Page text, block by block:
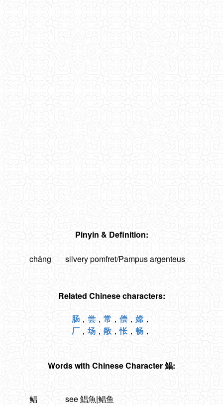
Pinyin & Definition:
chāng silvery pomfret/Pampus argenteus
Related Chinese characters:
肠 ， 尝 ， 常 ， 偿 ， 嫦 ，
厂 ， 场 ， 敞 ，怅 ， 畅 ，
Words with Chinese Character 鲳:
鲳 see 鯧魚|鲳鱼